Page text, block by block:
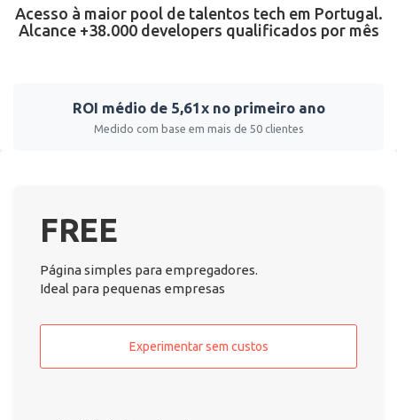
Acesso à maior pool de talentos tech em Portugal.
Alcance +38.000 developers qualificados por mês
ROI médio de 5,61x no primeiro ano
Medido com base em mais de 50 clientes
FREE
Página simples para empregadores.
Ideal para pequenas empresas
Experimentar sem custos